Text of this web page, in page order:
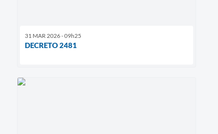
31 MAR 2026 - 09h25
DECRETO 2481